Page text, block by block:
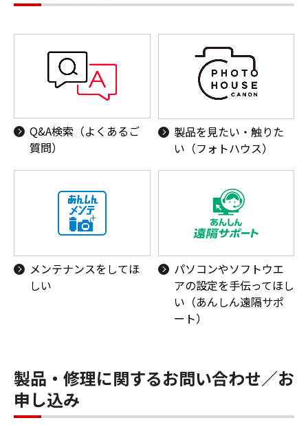
Q&A検索（よくあるご
質問）
製品を見たい・触りた
い（フォトハウス）
メンテナンスをしてほ
しい
パソコンやソフトウエ
アの設定を手伝ってほし
い（あんしん遠隔サポ
ート）
製品・修理に関するお問い合わせ／お
申し込み